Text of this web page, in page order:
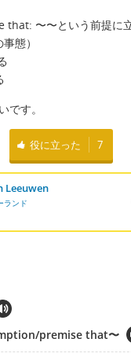
that: 〜〜という前提に
態）
です。
役に立った 7
Leeuwen
ランド
premise that〜